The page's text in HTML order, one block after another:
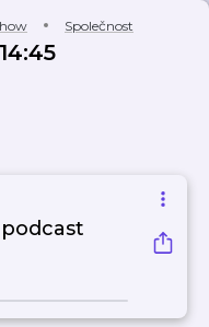
Společnost